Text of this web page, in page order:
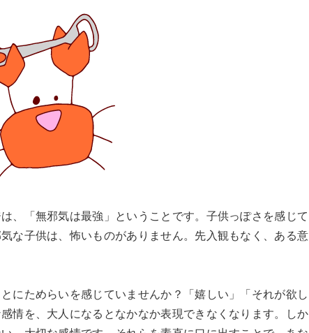
、「無邪気は最強」ということです。子供っぽさを感じて
な子供は、怖いものがありません。先入観もなく、ある意
にためらいを感じていませんか？「嬉しい」「それが欲し
情を、大人になるとなかなか表現できなくなります。しか